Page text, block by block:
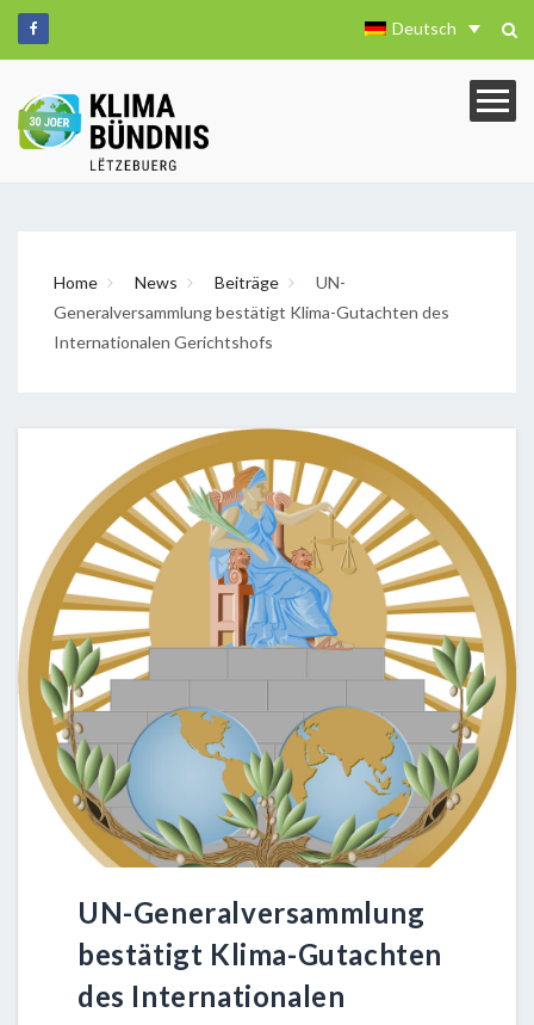
Deutsch
Home News Beiträge
UN-
Generalversammlung bestätigt Klima-Gutachten des
Internationalen Gerichtshofs
UN-Generalversammlung
bestätigt Klima-Gutachten
des Internationalen